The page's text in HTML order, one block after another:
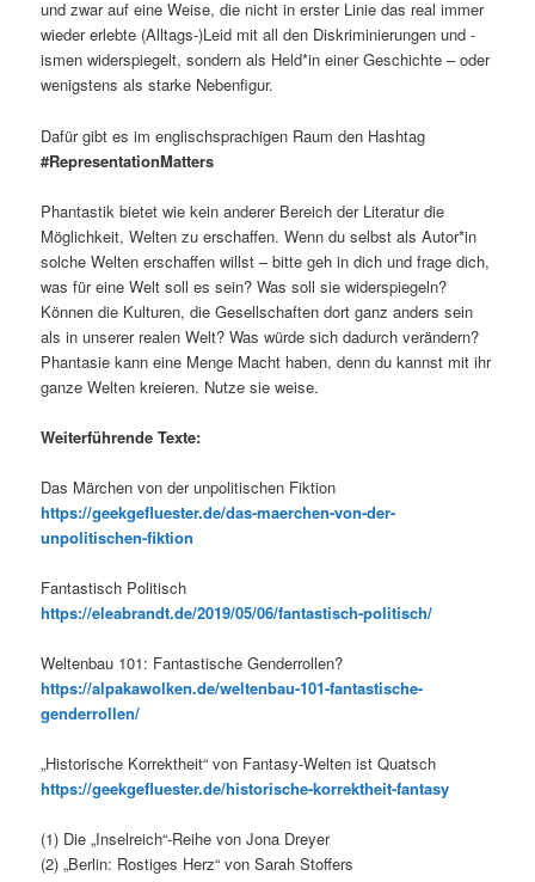
und zwar auf eine Weise, die nicht in erster Linie das real immer
wieder erlebte (Alltags-)Leid mit all den Diskriminierungen und -
ismen widerspiegelt, sondern als Held*in einer Geschichte – oder
wenigstens als starke Nebenfigur.
Dafür gibt es im englischsprachigen Raum den Hashtag
#RepresentationMatters
Phantastik bietet wie kein anderer Bereich der Literatur die
Möglichkeit, Welten zu erschaffen. Wenn du selbst als Autor*in
solche Welten erschaffen willst – bitte geh in dich und frage dich,
was für eine Welt soll es sein? Was soll sie widerspiegeln?
Können die Kulturen, die Gesellschaften dort ganz anders sein
als in unserer realen Welt? Was würde sich dadurch verändern?
Phantasie kann eine Menge Macht haben, denn du kannst mit ihr
ganze Welten kreieren. Nutze sie weise.
Weiterführende Texte:
Das Märchen von der unpolitischen Fiktion
https://geekgefluester.de/das-maerchen-von-der-
unpolitischen-fiktion
Fantastisch Politisch
https://eleabrandt.de/2019/05/06/fantastisch-politisch/
Weltenbau 101: Fantastische Genderrollen?
https://alpakawolken.de/weltenbau-101-fantastische-
genderrollen/
„Historische Korrektheit“ von Fantasy-Welten ist Quatsch
https://geekgefluester.de/historische-korrektheit-fantasy
(1) Die „Inselreich“-Reihe von Jona Dreyer
(2) „Berlin: Rostiges Herz“ von Sarah Stoffers